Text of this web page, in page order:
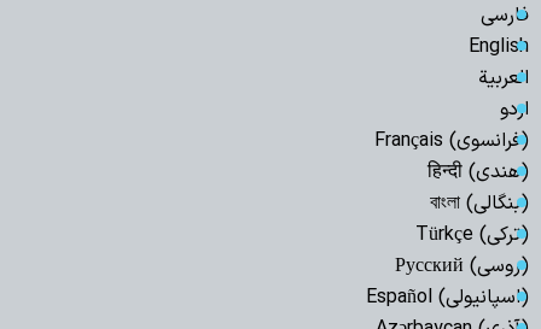
فارسی
English
العربیة
اردو
(فرانسوی) Français
(هندی) हिन्दी
(بنگالی) বাংলা
(ترکی) Türkçe
(روسی) Русский
(اسپانیولی) Español